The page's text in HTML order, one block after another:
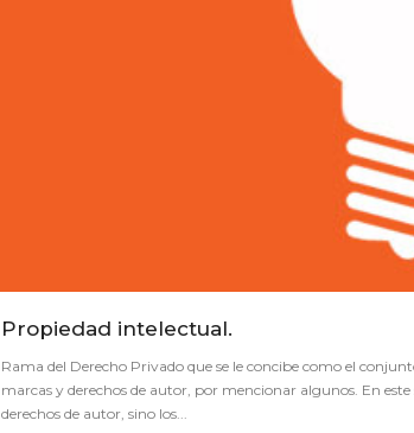
Propiedad intelectual.
Rama del Derecho Privado que se le concibe como el
marcas y derechos de autor, por mencionar algunos. En
derechos de autor, sino los...